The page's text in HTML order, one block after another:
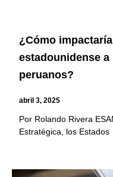
¿Cómo
estadounidense
peruanos?
abril 3, 2025
Por Rolando Rivera
Estratégica, los Estados